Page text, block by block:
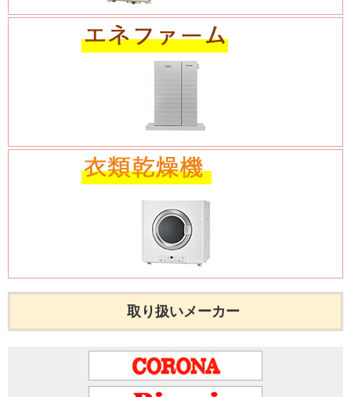
取り扱いメーカー